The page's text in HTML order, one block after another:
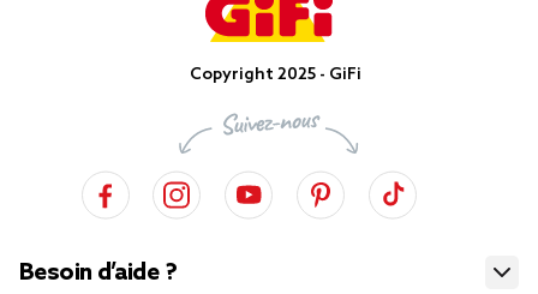
Copyright 2025 - GiFi
Besoin d’aide ?